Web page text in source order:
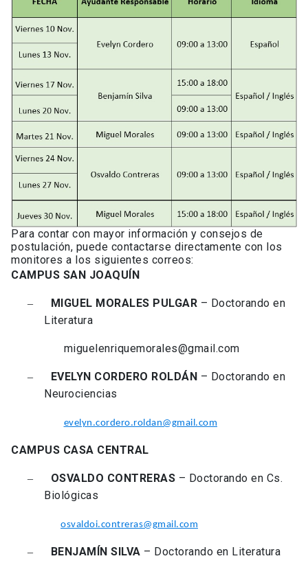
Para contar con mayor información y consejos de
postulación, puede contactarse directamente con los
monitores a los siguientes correos:
CAMPUS SAN JOAQUÍN
– MIGUEL MORALES PULGAR – Doctorando en
Literatura
miguelenriquemorales@gmail.com
– EVELYN CORDERO ROLDÁN – Doctorando en
Neurociencias
evelyn.cordero.roldan@gmail.com
CAMPUS CASA CENTRAL
– OSVALDO CONTRERAS – Doctorando en Cs.
Biológicas
osvaldoi.contreras@gmail.com
– BENJAMÍN SILVA – Doctorando en Literatura